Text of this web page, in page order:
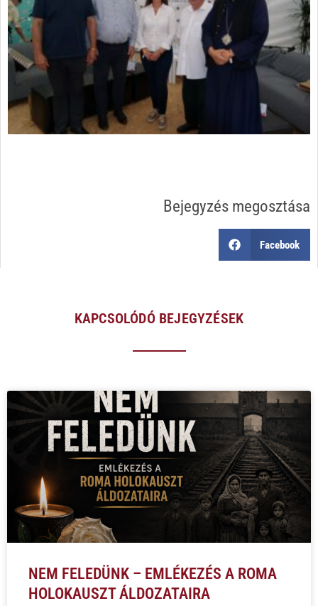
Bejegyzés megosztása
Facebook
KAPCSOLÓDÓ BEJEGYZÉSEK
NEM FELEDÜNK – EMLÉKEZÉS A ROMA
HOLOKAUSZT ÁLDOZATAIRA